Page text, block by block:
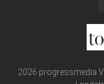
2026 progressmedia